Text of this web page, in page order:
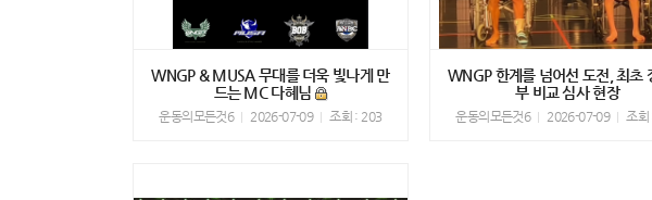
WNGP & MUSA 무대를 더욱 빛나게 만
드는 MC 다혜님
운동의모든것6 2026-07-09 조회 : 203
WNGP 한계를 넘어선 도전, 최초
부 비교 심사 현장
운동의모든것6 2026-07-09 조